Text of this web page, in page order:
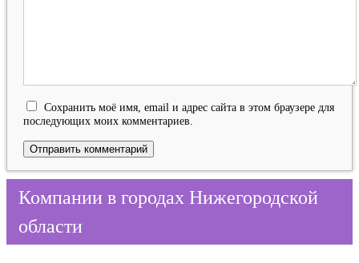
Сохранить моё имя, email и адрес сайта в этом браузере для
последующих моих комментариев.
Компании в городах Нижегородской
области